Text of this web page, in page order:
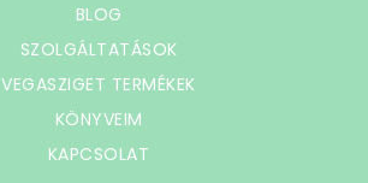
BLOG
SZOLGÁLTATÁSOK
VEGASZIGET TERMÉKEK
KÖNYVEIM
KAPCSOLAT